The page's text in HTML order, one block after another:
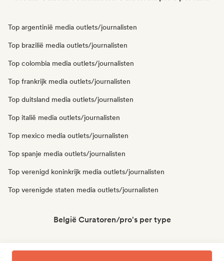
Top argentinië media outlets/journalisten
Top brazilië media outlets/journalisten
Top colombia media outlets/journalisten
Top frankrijk media outlets/journalisten
Top duitsland media outlets/journalisten
Top italië media outlets/journalisten
Top mexico media outlets/journalisten
Top spanje media outlets/journalisten
Top verenigd koninkrijk media outlets/journalisten
Top verenigde staten media outlets/journalisten
België Curatoren/pro's per type
Top belgië afspeellijst curators